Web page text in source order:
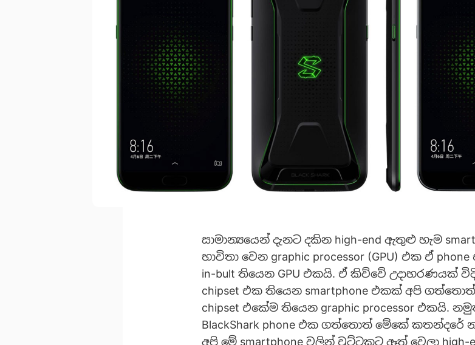
සාමාන්‍යයෙන් දැනට දකින high-end ඇතුළු හැම
භාවිතා වෙන graphic processor (GPU) එක ඒ
in-bult තියෙන GPU එකයි. ඒ කිව්වේ උදාහරණයක්
chipset එක තියෙන smartphone එකක් අපි
chipset එකේම තියෙන graphic processor එකයි.
BlackShark phone එක ගත්තොත් මේකේ
අපි මේ smartphone වලින් චුට්ටකට ඈත් වෙලා